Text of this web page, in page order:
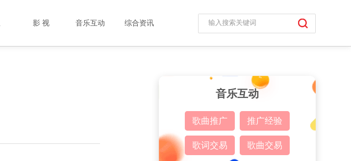
影 视 音乐互动 综合资讯
音乐互动
歌曲推广 推广经验
歌词交易 歌曲交易